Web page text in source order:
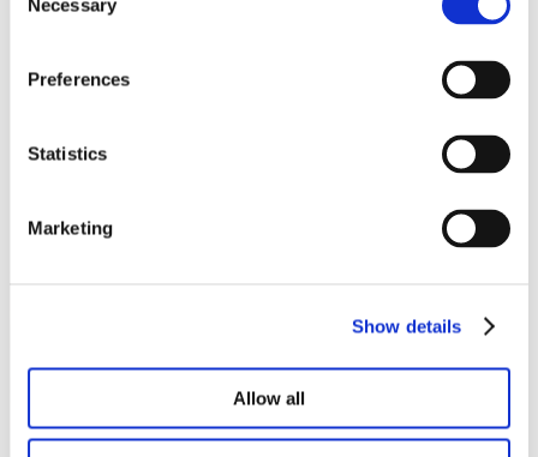
Selection
Necessary
Preferences
Statistics
Marketing
Show details
Allow all
Lookbook & brochures